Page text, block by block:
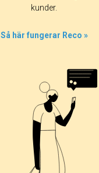
kunder.
Så här fungerar Reco »